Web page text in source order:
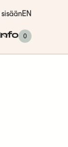
EN
0